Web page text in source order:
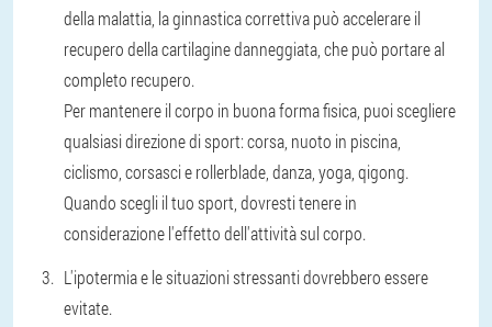
della malattia, la ginnastica correttiva può accelerare il
recupero della cartilagine danneggiata, che può portare al
completo recupero.
Per mantenere il corpo in buona forma fisica, puoi scegliere
qualsiasi direzione di sport: corsa, nuoto in piscina,
ciclismo, corsasci e rollerblade, danza, yoga, qigong.
Quando scegli il tuo sport, dovresti tenere in
considerazione l'effetto dell'attività sul corpo.
L'ipotermia e le situazioni stressanti dovrebbero essere
evitate.